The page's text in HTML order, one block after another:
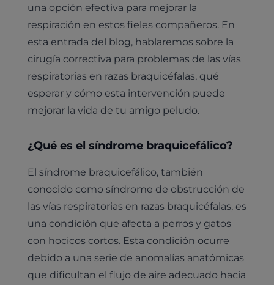
una opción efectiva para mejorar la
respiración en estos fieles compañeros. En
esta entrada del blog, hablaremos sobre la
cirugía correctiva para problemas de las vías
respiratorias en razas braquicéfalas, qué
esperar y cómo esta intervención puede
mejorar la vida de tu amigo peludo.
¿Qué es el síndrome braquicefálico?
El síndrome braquicefálico, también
conocido como síndrome de obstrucción de
las vías respiratorias en razas braquicéfalas, es
una condición que afecta a perros y gatos
con hocicos cortos. Esta condición ocurre
debido a una serie de anomalías anatómicas
que dificultan el flujo de aire adecuado hacia